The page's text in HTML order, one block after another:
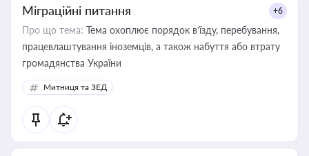
Міграційні питання +6
Про що тема: Тема охоплює порядок в’їзду, перебування,
працевлаштування іноземців, а також набуття або втрату
громадянства України
Митниця та ЗЕД